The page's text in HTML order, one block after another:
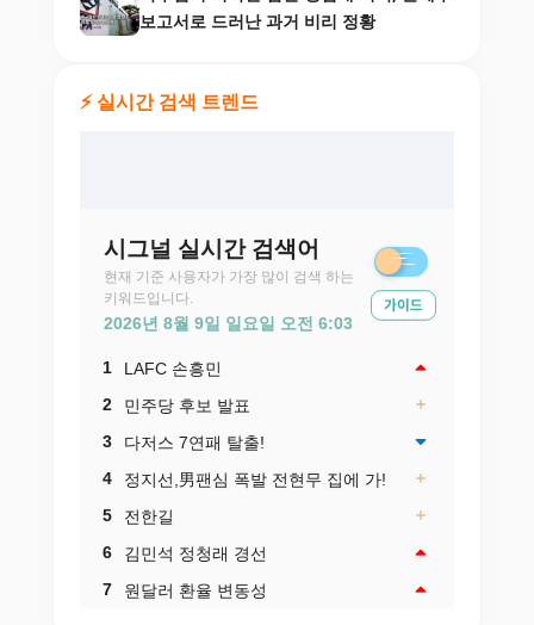
보고서로 드러난 과거 비리 정황
⚡ 실시간 검색 트렌드